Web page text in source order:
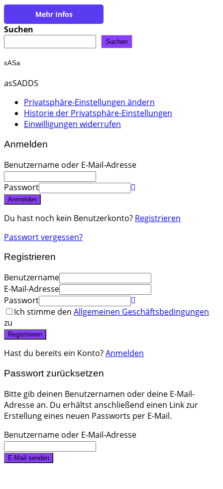
https://www.wuv-architekten.de/
Suchen
Suchen
sASa
asSADDS
Privatsphäre-Einstellungen ändern
Historie der Privatsphäre-Einstellungen
Einwilligungen widerrufen
Anmelden
Benutzername oder E-Mail-Adresse
Passwort
Anmelden
Du hast noch kein Benutzerkonto? Registrieren
Passwort vergessen?
Registrieren
Benutzername
E-Mail-Adresse
Passwort
Ich stimme den Allgemeinen Geschäftsbedingungen
zu
Registrieren
Hast du bereits ein Konto?Anmelden
Passwort zurücksetzen
Bitte gib deinen Benutzernamen oder deine E-Mail-
Adresse an. Du erhältst anschließend einen Link zur
Erstellung eines neuen Passworts per E-Mail.
Benutzername oder E-Mail-Adresse
E-Mail senden